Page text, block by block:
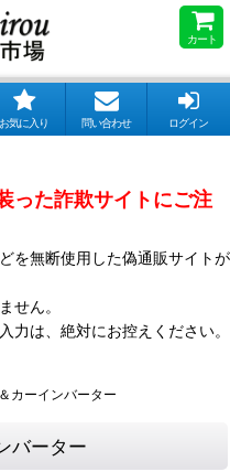
カート
お気に入り 問い合わせ ログイン
った詐欺サイトにご注
を無断使用した偽通販サイトが
せん。
力は、絶対にお控えください。
カーインバーター
バーター